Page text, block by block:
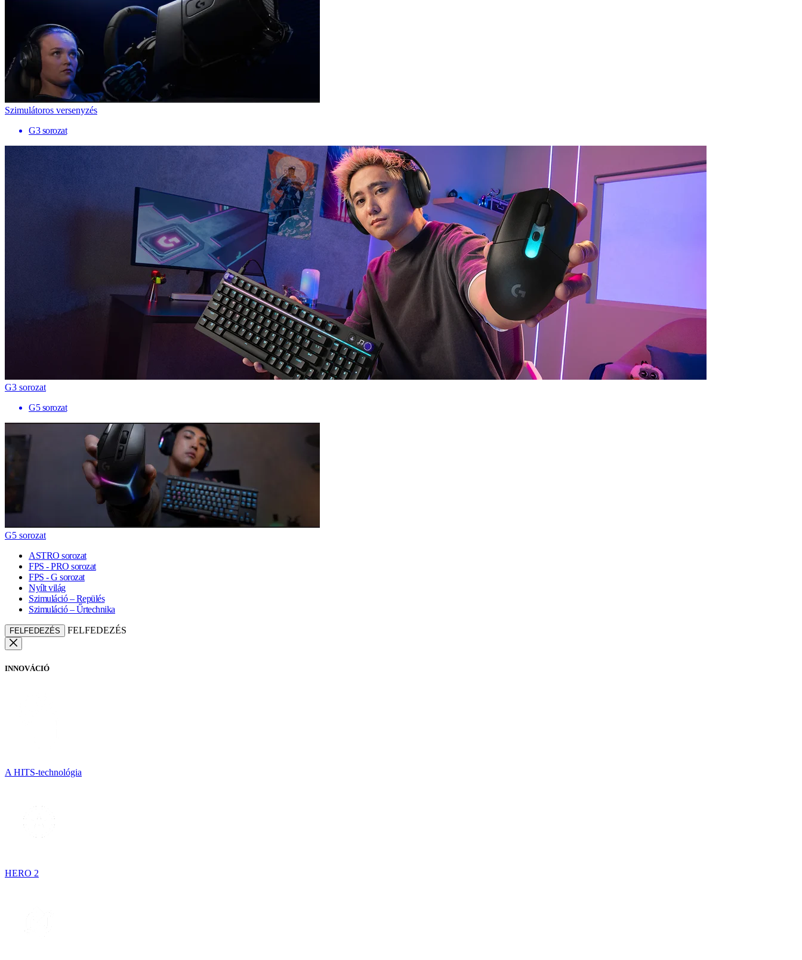
Szimulátoros versenyzés
G3 sorozat
G3 sorozat
G5 sorozat
G5 sorozat
ASTRO sorozat
FPS - PRO sorozat
FPS - G sorozat
Nyílt világ
Szimuláció – Repülés
Szimuláció – Űrtechnika
FELFEDEZÉS FELFEDEZÉS
INNOVÁCIÓ
A HITS-technológia
HERO 2